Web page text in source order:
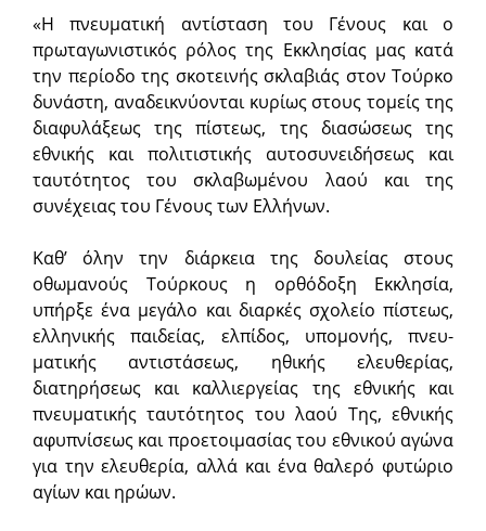
«Η πνευματική αντίσταση του Γένους και ο
πρωταγωνιστικός ρόλος της Εκκλησίας μας κατά
την περίοδο της σκοτεινής σκλαβιάς στον Τούρκο
δυνάστη, αναδεικνύονται κυρίως στους τομείς της
διαφυλάξεως της πίστεως, της διασώσεως της
εθνικής και πολιτιστικής αυτοσυνειδήσεως και
ταυτότητος του σκλαβωμένου λαού και της
συνέχειας του Γένους των Ελλήνων.
Καθ’ όλην την διάρκεια της δουλείας στους
οθωμανούς Τούρκους η ορθόδοξη Εκ­κλησία,
υπήρξε ένα μεγάλο και διαρκές σχολείο πίστεως,
ελληνικής παιδείας, ελπίδος, υπομονής, πνευ­
ματικής αντιστάσεως, ηθικής ελευθερί­ας,
διατηρήσεως και καλλιεργείας της εθνικής και
πνευματικής ταυτότητος του λαού Της, εθνικής
αφυπνίσεως και προετοιμασίας του εθνικού αγώνα
για την ελευθερία, αλλά και ένα θαλερό φυτώριο
αγίων και ηρώων.